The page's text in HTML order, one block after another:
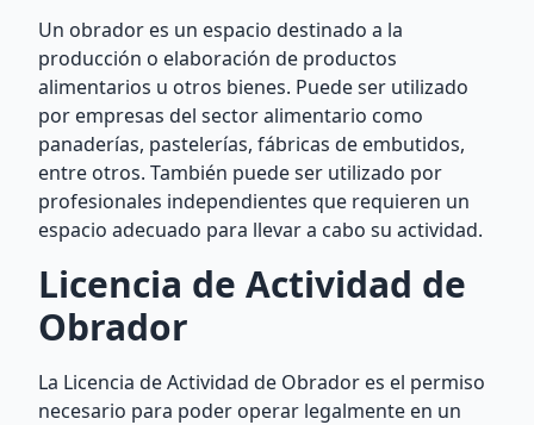
Un obrador es un espacio destinado a la
producción o elaboración de productos
alimentarios u otros bienes. Puede ser utilizado
por empresas del sector alimentario como
panaderías, pastelerías, fábricas de embutidos,
entre otros. También puede ser utilizado por
profesionales independientes que requieren un
espacio adecuado para llevar a cabo su actividad.
Licencia de Actividad de
Obrador
La Licencia de Actividad de Obrador es el permiso
necesario para poder operar legalmente en un